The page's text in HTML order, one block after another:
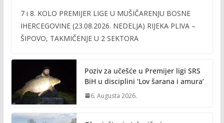
e
b
o
k
itt
er
ai
l
p
y
n
k
7 i 8. KOLO PREMIJER LIGE U MUŠIČARENJU BOSNE
IHERCEGOVINE (23.08.2026. NEDELJA) RIJEKA PLIVA –
ŠIPOVO, TAKMIČENJE U 2 SEKTORA
Poziv za učešće u Premijer ligi SRS
BiH u disciplini ‘Lov šarana i amura’
6. Augusta 2026.